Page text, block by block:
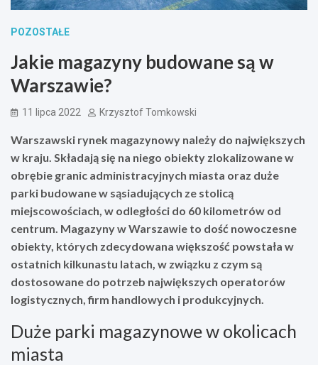
POZOSTAŁE
Jakie magazyny budowane są w
Warszawie?
11 lipca 2022 Krzysztof Tomkowski
Warszawski rynek magazynowy należy do największych
w kraju. Składają się na niego obiekty zlokalizowane w
obrębie granic administracyjnych miasta oraz duże
parki budowane w sąsiadujących ze stolicą
miejscowościach, w odległości do 60 kilometrów od
centrum. Magazyny w Warszawie to dość nowoczesne
obiekty, których zdecydowana większość powstała w
ostatnich kilkunastu latach, w związku z czym są
dostosowane do potrzeb największych operatorów
logistycznych, firm handlowych i produkcyjnych.
Duże parki magazynowe w okolicach
miasta